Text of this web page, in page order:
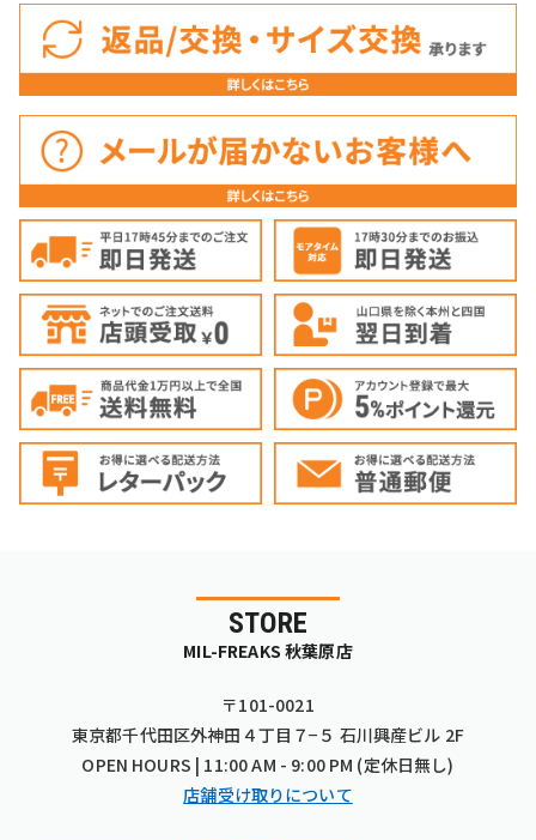
STORE
MIL-FREAKS 秋葉原店
〒101-0021
東京都千代田区外神田４丁目７−５ 石川興産ビル 2F
OPEN HOURS | 11:00 AM - 9:00 PM (定休日無し)
店舗受け取りについて